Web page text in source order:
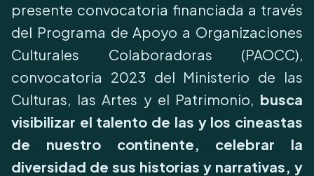
presente convocatoria financiada a través
del Programa de Apoyo a Organizaciones
Culturales Colaboradoras (PAOCC),
convocatoria 2023 del Ministerio de las
Culturas, las Artes y el Patrimonio, busca
visibilizar el talento de las y los cineastas
de nuestro continente, celebrar la
diversidad de sus historias y narrativas, y